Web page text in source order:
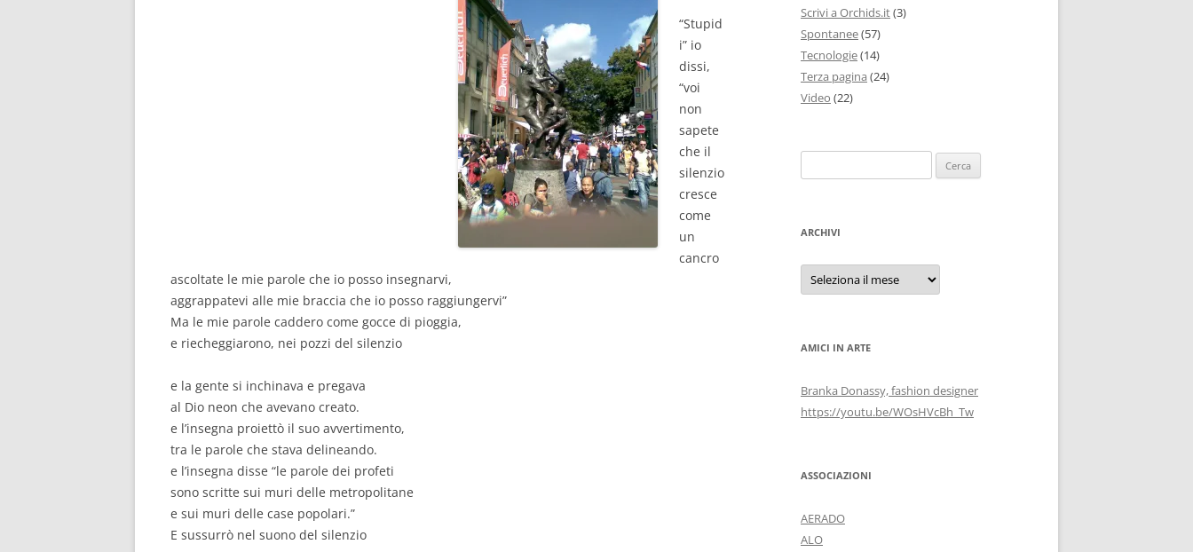
“Stupid
i” io
dissi,
“voi
non
sapete
che il
silenzio
cresce
come
un
cancro
ascoltate le mie parole che io posso insegnarvi,
aggrappatevi alle mie braccia che io posso raggiungervi”
Ma le mie parole caddero come gocce di pioggia,
e riecheggiarono, nei pozzi del silenzio
e la gente si inchinava e pregava
al Dio neon che avevano creato.
e l’insegna proiettò il suo avvertimento,
tra le parole che stava delineando.
e l’insegna disse “le parole dei profeti
sono scritte sui muri delle metropolitane
e sui muri delle case popolari.”
E sussurrò nel suono del silenzio
Scrivi a Orchids.it(3)
Spontanee(57)
Tecnologie(14)
Terza pagina (24)
Video (22)
per:
ARCHIVI
Archivi
AMICI IN ARTE
Branka Donassy, fashion designer
https://youtu.be/WOsHVcBh_Tw
ASSOCIAZIONI
AERADO
ALO